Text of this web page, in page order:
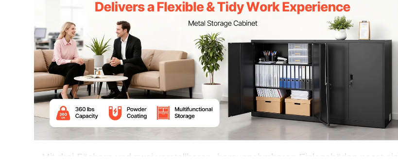
Nettogewicht (einschließlich aller
Zubehörteile)
Produktabmessungen (BxTxH) 35,4x17,7x41,7 Zoll / 90x45x106 cm
Mit drei Fächern und zwei verstellbaren, herausnehmbaren Einlegeböden passt